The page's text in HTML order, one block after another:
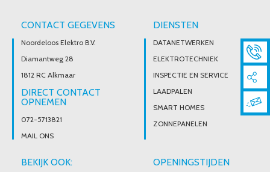
CONTACT GEGEVENS
Noordeloos Elektro B.V.
Diamantweg 28
1812 RC Alkmaar
DIRECT CONTACT
OPNEMEN
072-5713821
MAIL ONS
DIENSTEN
DATANETWERKEN
ELEKTROTECHNIEK
INSPECTIE EN SERVICE
LAADPALEN
SMART HOMES
ZONNEPANELEN
BEKIJK OOK: OPENINGSTIJDEN